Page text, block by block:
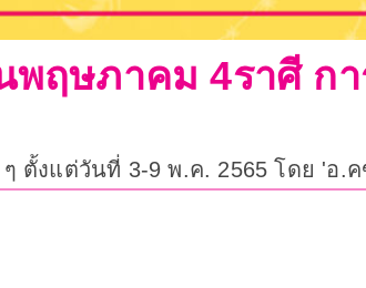
พฤษภาคม 4ราศี ก
ตั้งแต่วันที่ 3-9 พ.ค. 2565 โดย 'อ